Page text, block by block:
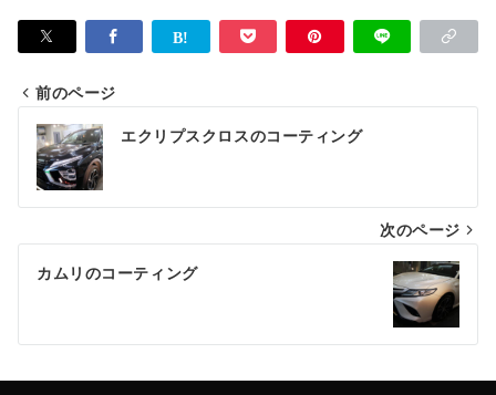
投
稿
ナ
ビ
ゲ
シ
ョ
前のページ
エクリプスクロスのコーティング
次のページ
カムリのコーティング